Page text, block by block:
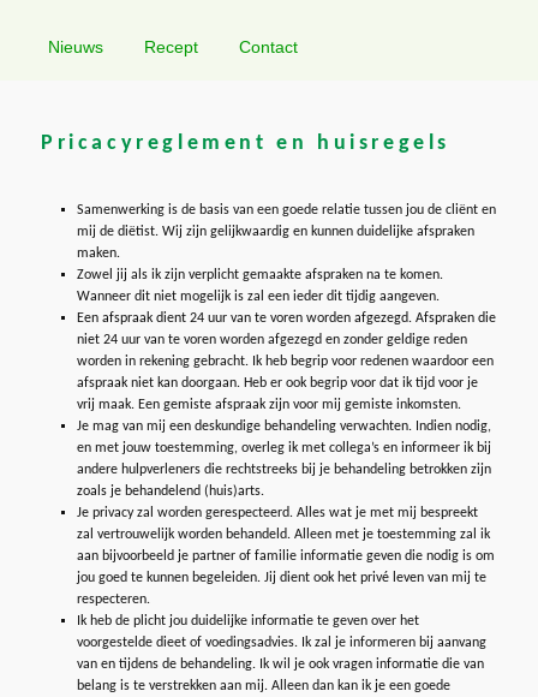
inhoud
inhoud
Nieuws Recept Contact
Pricacyreglement en huisregels
Samenwerking is de basis van een goede relatie tussen jou de cliënt en
mij de diëtist. Wij zijn gelijkwaardig en kunnen duidelijke afspraken
maken.
Zowel jij als ik zijn verplicht gemaakte afspraken na te komen.
Wanneer dit niet mogelijk is zal een ieder dit tijdig aangeven.
Een afspraak dient 24 uur van te voren worden afgezegd. Afspraken die
niet 24 uur van te voren worden afgezegd en zonder geldige reden
worden in rekening gebracht. Ik heb begrip voor redenen waardoor een
afspraak niet kan doorgaan. Heb er ook begrip voor dat ik tijd voor je
vrij maak. Een gemiste afspraak zijn voor mij gemiste inkomsten.
Je mag van mij een deskundige behandeling verwachten. Indien nodig,
en met jouw toestemming, overleg ik met collega’s en informeer ik bij
andere hulpverleners die rechtstreeks bij je behandeling betrokken zijn
zoals je behandelend (huis)arts.
Je privacy zal worden gerespecteerd. Alles wat je met mij bespreekt
zal vertrouwelijk worden behandeld. Alleen met je toestemming zal ik
aan bijvoorbeeld je partner of familie informatie geven die nodig is om
jou goed te kunnen begeleiden. Jij dient ook het privé leven van mij te
respecteren.
Ik heb de plicht jou duidelijke informatie te geven over het
voorgestelde dieet of voedingsadvies. Ik zal je informeren bij aanvang
van en tijdens de behandeling. Ik wil je ook vragen informatie die van
belang is te verstrekken aan mij. Alleen dan kan ik je een goede